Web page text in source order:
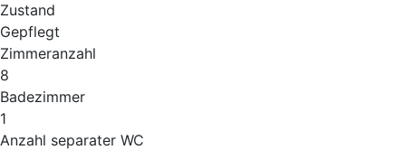
Zustand
Gepflegt
Zimmeranzahl
8
Badezimmer
1
Anzahl separater WC